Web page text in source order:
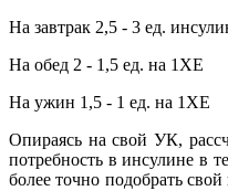
На завтрак 2,5 - 3 ед.
На обед 2 - 1,5 ед. на 1ХЕ
На ужин 1,5 - 1 ед. на 1ХЕ
Опираясь на свой УК,
потребность в инсулине в
более точно подобрать